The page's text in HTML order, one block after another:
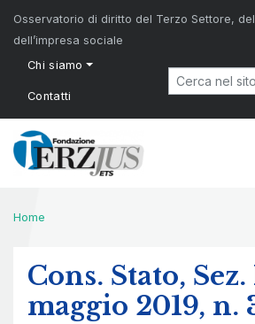
Osservatorio di diritto del Terzo Settore,
dell’impresa sociale
Chi siamo
Contatti
Home
Cons. Stato,
maggio 2019, n.